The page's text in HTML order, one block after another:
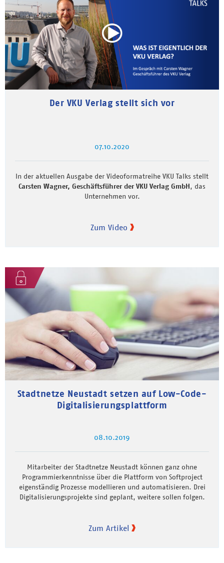
Der VKU Verlag stellt sich vor
07.10.2020
In der aktuellen Ausgabe der Videoformatreihe VKU Talks stellt
Carsten Wagner, Geschäftsführer der VKU Verlag GmbH, das
Unternehmen vor.
Zum Video
Stadtnetze Neustadt setzen auf Low-Code-
Digitalisierungsplattform
08.10.2019
Mitarbeiter der Stadtnetze Neustadt können ganz ohne
Programmierkenntnisse über die Plattform von Softproject
eigenständig Prozesse modellieren und automatisieren. Drei
Digitalisierungsprojekte sind geplant, weitere sollen folgen.
Zum Artikel